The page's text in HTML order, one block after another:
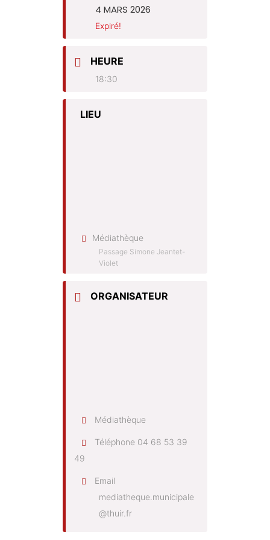
4 MARS 2026
Expiré!
HEURE
18:30
LIEU
Médiathèque
Passage Simone Jeantet-
Violet
ORGANISATEUR
Médiathèque
Téléphone 04 68 53 39
49
Email
mediatheque.municipale
@thuir.fr